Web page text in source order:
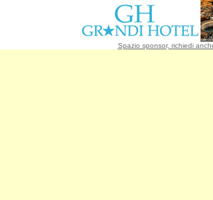
Spazio sponsor, richiedi